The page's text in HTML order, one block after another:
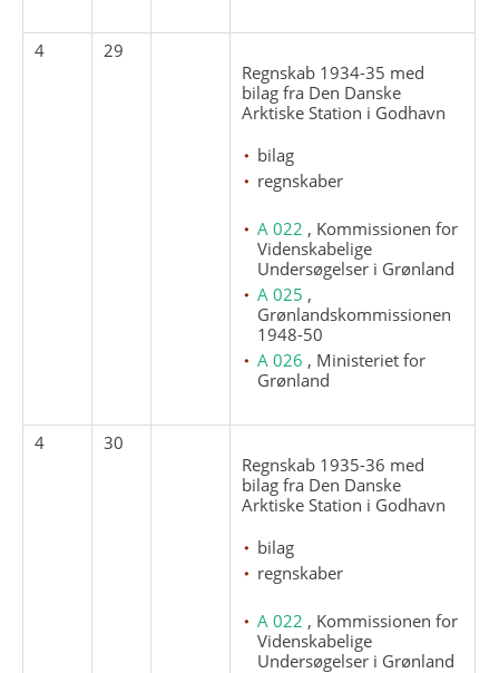
4
29
Regnskab 1934-35 med
bilag fra Den Danske
Arktiske Station i Godhavn
bilag
regnskaber
A 022 , Kommissionen for
Videnskabelige
Undersøgelser i Grønland
A 025 ,
Grønlandskommissionen
1948-50
A 026 , Ministeriet for
Grønland
4
30
Regnskab 1935-36 med
bilag fra Den Danske
Arktiske Station i Godhavn
bilag
regnskaber
A 022 , Kommissionen for
Videnskabelige
Undersøgelser i Grønland